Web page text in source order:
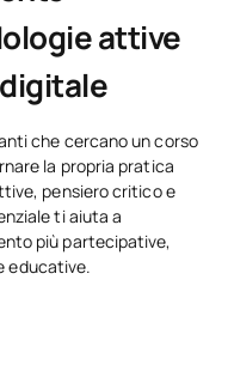
attive
che cercano un corso
la propria pratica
pensiero critico e
ti aiuta a
più partecipative,
educative.